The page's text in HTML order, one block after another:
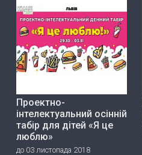
Проектно-
інтелектуальний осінній
табір для дітей «Я це
люблю»
до 03 листопада 2018